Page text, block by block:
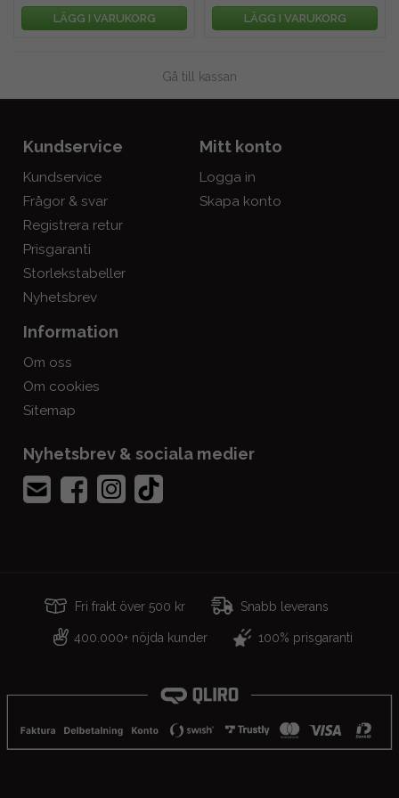
LÄGG I VARUKORG LÄGG I VARUKORG
Gå till kassan
Kundservice
Kundservice
Frågor & svar
Registrera retur
Prisgaranti
Storlekstabeller
Nyhetsbrev
Mitt konto
Logga in
Skapa konto
Information
Om oss
Om cookies
Sitemap
Nyhetsbrev & sociala medier
Fri frakt över 500 kr Snabb leverans
400.000+ nöjda kunder 100% prisgaranti